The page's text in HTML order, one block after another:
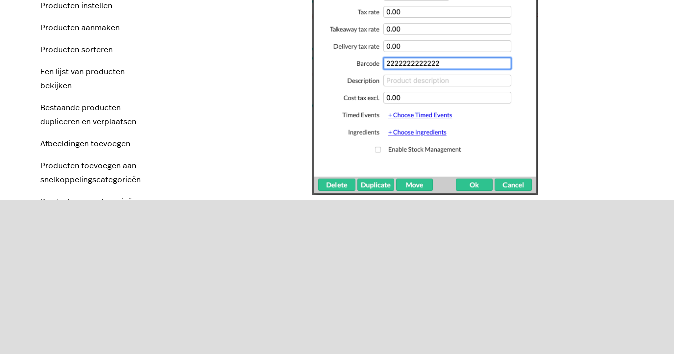
Producten instellen
Producten aanmaken
Producten sorteren
Een lijst van producten
bekijken
Bestaande producten
dupliceren en verplaatsen
Afbeeldingen toevoegen
Producten toevoegen aan
snelkoppelingscategorieën
Producten en categorieën